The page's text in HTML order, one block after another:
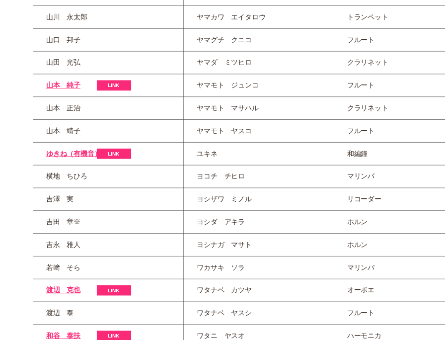
山川 永太郎 ヤマカワ エイタロウ トランペット
山口 邦子 ヤマグチ クニコ フルート
山田 光弘 ヤマダ ミツヒロ クラリネット
山本 純子 ヤマモト ジュンコ フルート
山本 正治 ヤマモト マサハル クラリネット
山本 靖子 ヤマモト ヤスコ フルート
ゆきね（有機音） ユキネ 和編鐘
横地 ちひろ ヨコチ チヒロ マリンバ
吉澤 実 ヨシザワ ミノル リコーダー
吉田 章※ ヨシダ アキラ ホルン
吉永 雅人 ヨシナガ マサト ホルン
若﨑 そら ワカサキ ソラ マリンバ
渡辺 克也 ワタナベ カツヤ オーボエ
渡辺 泰 ワタナベ ヤスシ フルート
和谷 泰扶 ワタニ ヤスオ ハーモニカ